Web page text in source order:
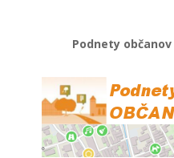
Podnety občanov